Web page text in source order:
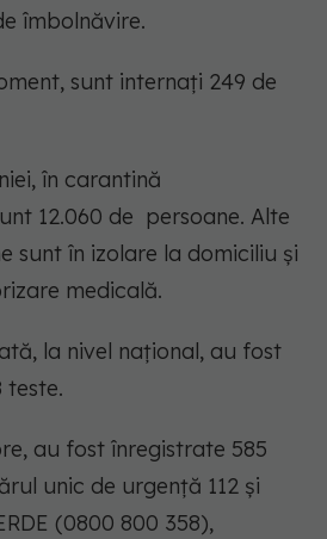
îmbolnăvire.
sunt internați 249 de
în carantină
12.060 de persoane. Alte
sunt în izolare la domiciliu și
medicală.
la nivel național, au fost
teste.
au fost înregistrate 585
unic de urgență 112 și
(0800 800 358),